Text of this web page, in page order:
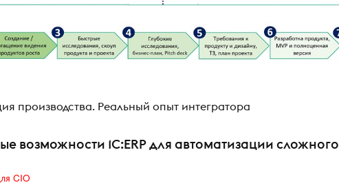
производства. Реальный опыт интегратора
возможности 1С:ERP для автоматизации сложного
CIO